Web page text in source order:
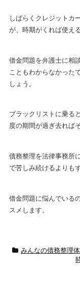
しばらくクレジットカ
が、時期がくれば使え
借金問題を弁護士に相
こともわからなかった
しょう。
ブラックリストに乗る
度の期間が過ぎ去れば
債務整理を法律事務所
で苦しみ続けるよりも
借金問題に悩んでいる
スメします。
みんなの債務整理